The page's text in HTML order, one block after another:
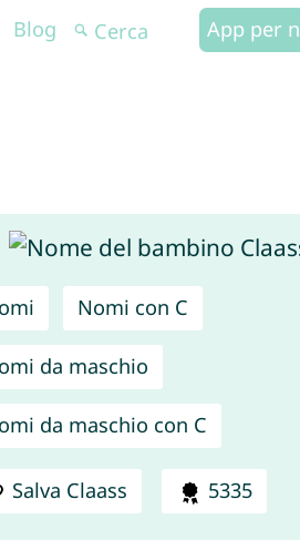
Blog App per
Nomi con C
da maschio
da maschio con C
Salva Claass 5335